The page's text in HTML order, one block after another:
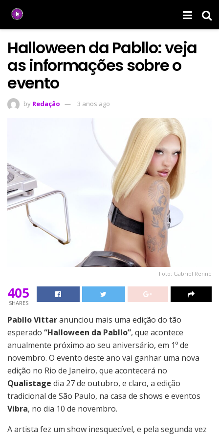
Halloween da Pabllo: veja
as informações sobre o
evento
by Redação 3 anos ago
Foto: Gabriel Renné
405
SHARES
Pabllo Vittaranunciou mais uma edição do tão
esperado “Halloween da Pabllo”, que acontece
anualmente próximo ao seu aniversário, em 1º de
novembro. O evento deste ano vai ganhar uma nova
edição no Rio de Janeiro, que acontecerá no
Qualistage dia 27 de outubro, e claro, a edição
tradicional de São Paulo, na casa de shows e eventos
Vibra, no dia 10 de novembro.
A artista fez um show inesquecível, e pela segunda vez